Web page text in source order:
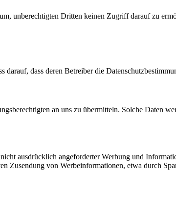
unberechtigten Dritten keinen Zugriff darauf zu
dass deren Betreiber die
an uns zu übermitteln. Solche Daten
ausdrücklich angeforderter Werbung und
Zusendung von Werbeinformationen, etwa durch